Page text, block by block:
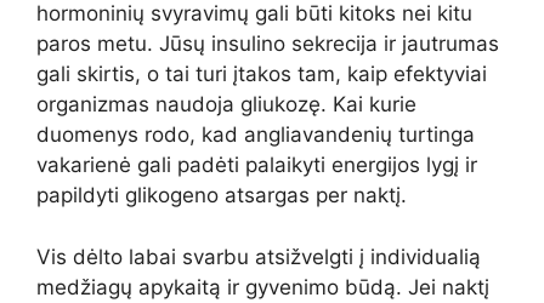
hormoninių svyravimų gali būti kitoks nei kitu
paros metu. Jūsų insulino sekrecija ir jautrumas
gali skirtis, o tai turi įtakos tam, kaip efektyviai
organizmas naudoja gliukozę. Kai kurie
duomenys rodo, kad angliavandenių turtinga
vakarienė gali padėti palaikyti energijos lygį ir
papildyti glikogeno atsargas per naktį.
Vis dėlto labai svarbu atsižvelgti į individualią
medžiagų apykaitą ir gyvenimo būdą. Jei naktį